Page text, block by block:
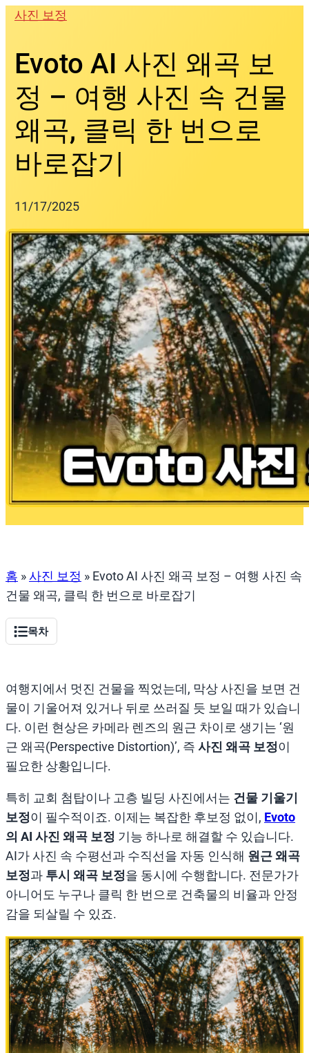
Skip
content
사진 보정
Evoto AI 사진 왜곡 보
정 – 여행 사진 속 건물
왜곡, 클릭 한 번으로
바로잡기
11/17/2025
홈 »사진 보정 » Evoto AI 사진 왜곡 보정 – 여행 사진 속
건물 왜곡, 클릭 한 번으로 바로잡기
목차
여행지에서 멋진 건물을 찍었는데, 막상 사진을 보면 건
물이 기울어져 있거나 뒤로 쓰러질 듯 보일 때가 있습니
다. 이런 현상은 카메라 렌즈의 원근 차이로 생기는 ‘원
근 왜곡(Perspective Distortion)’, 즉 사진 왜곡 보정이
필요한 상황입니다.
특히 교회 첨탑이나 고층 빌딩 사진에서는 건물 기울기
보정이 필수적이죠. 이제는 복잡한 후보정 없이, Evoto
의 AI 사진 왜곡 보정 기능 하나로 해결할 수 있습니다.
AI가 사진 속 수평선과 수직선을 자동 인식해 원근 왜곡
보정과 투시 왜곡 보정을 동시에 수행합니다. 전문가가
아니어도 누구나 클릭 한 번으로 건축물의 비율과 안정
감을 되살릴 수 있죠.